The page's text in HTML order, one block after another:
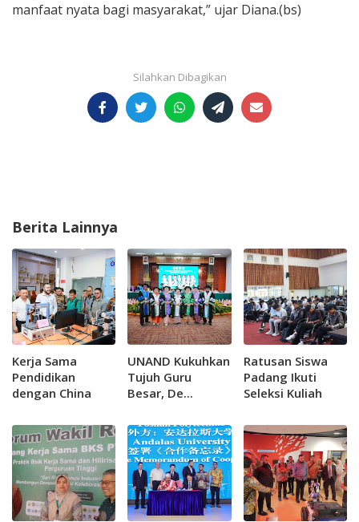
manfaat nyata bagi masyarakat,” ujar Diana.(bs)
Berita Lainnya
Kerja Sama
Pendidikan
dengan China
Mahasiswa
Padang Raih
Beasiswa Penuh
UNAND Kukuhkan
Tujuh Guru
Besar, De...
Ratusan Siswa
Padang Ikuti
Seleksi Kuliah
Ikatan Dinas
Politeknik Kirana